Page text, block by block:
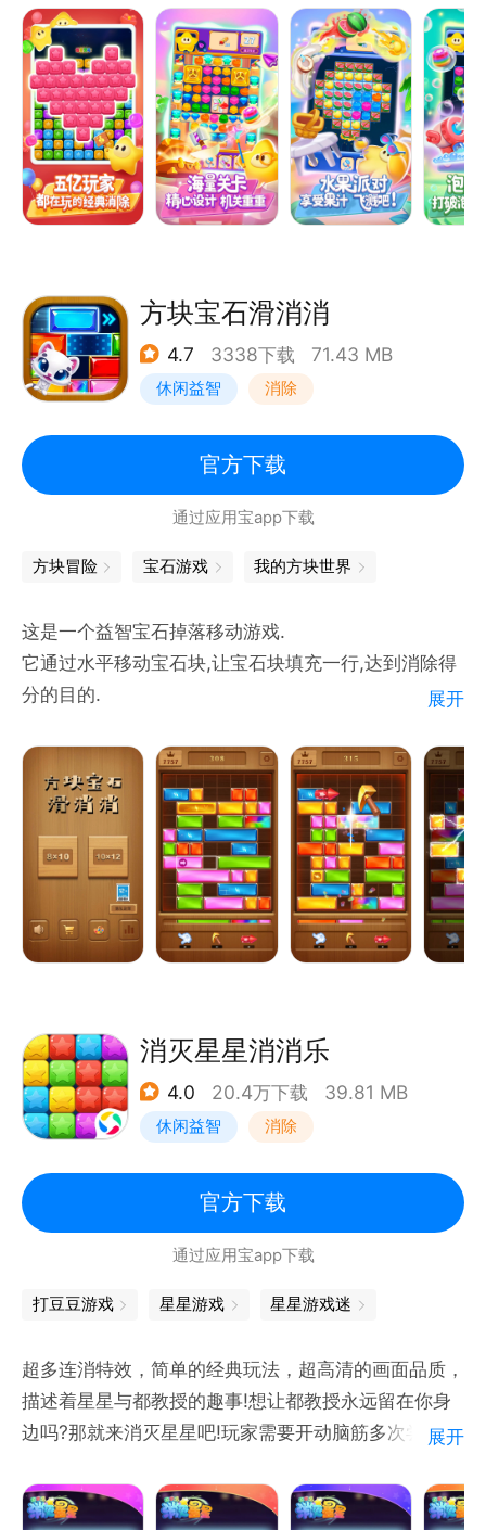
【全新玩法】
与怀旧之作“俄罗斯方块”相结合的拼接消除玩法——星
星连萌，通过拖动方块到棋牌中摆满一行或一列后可消
除方块，带玩家找回童年的乐趣
有增加障碍玩法的闯关玩法——拯救萌星，关卡内有多
种不同的障碍元素，增加了游戏的趣味性和难度
需要玩家开动脑筋
还有新加入的连线消除新玩法——连消星星，通过滑动
连接关卡内同颜色的星星，在步数和覆盖率的限制下，
增加了玩家消除的紧张度和专注度
操作超级简单
包体小，不占手机内存，任何手机都可安装
玩法简单容易上手，一旦开始，停不下来
多种消除模式，多重消除体验
方块宝石滑消消
4.7 3338下载 71.43 MB
休闲益智 消除
官方下载
通过应用宝app下载
方块冒险 宝石游戏 我的方块世界
这是一个益智宝石掉落移动游戏.
它通过水平移动宝石块,让宝石块填充一行,达到消除得
分的目的.
行.
消除一个行就会得分,如果消除了多行会获得高分.
如果玩家的宝石块到达了顶部,则游戏结束.
这是个有趣的,有策略性的游戏.
每个年龄段的人都可以玩.怎么玩:
1:移动宝石块
2:宝石块没有支撑点,则会掉落.
5:彩色块会把跟它相连的消除.益智小游戏的优点:
1:不会成瘾
2:没有内购,玩家不用花费.
3:低年龄段也可以玩.
展开
消灭星星消消乐
4.0 20.4万下载 39.81 MB
休闲益智 消除
官方下载
通过应用宝app下载
打豆豆游戏 星星游戏 星星游戏迷
超多连消特效，简单的经典玩法，超高清的画面品质，
描述着星星与都教授的趣事!想让都教授永远留在你身
边吗?那就来消灭星星吧!玩家需要开动脑筋多次尝试，
展开